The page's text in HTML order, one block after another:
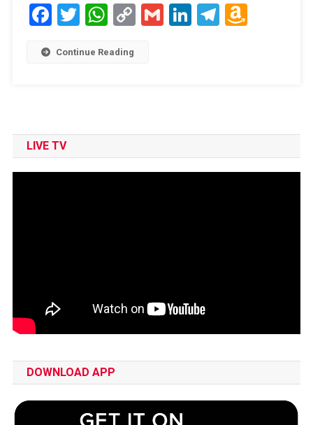
Facebook
Twitter
WhatsApp
CopyGmailLinkedIn
Telegram
Continue Reading
LIVE TV
DOWNLOAD APP